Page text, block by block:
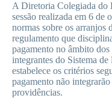
A Diretoria Colegiada do
sessão realizada em 6 de
normas sobre os arranjos
regulamento que
pagamento no âmbito
integrantes do Sistema
estabelece os critérios
pagamento não
providências.